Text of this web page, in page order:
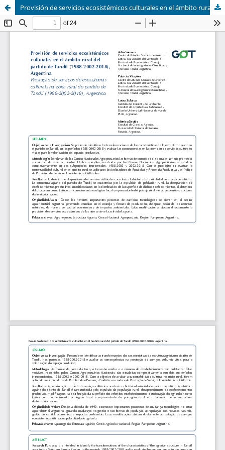
Provisión de servicios ecosistémicos culturales en el ámbito rural del partido de Tandil (1988-2002-2018), Argentina